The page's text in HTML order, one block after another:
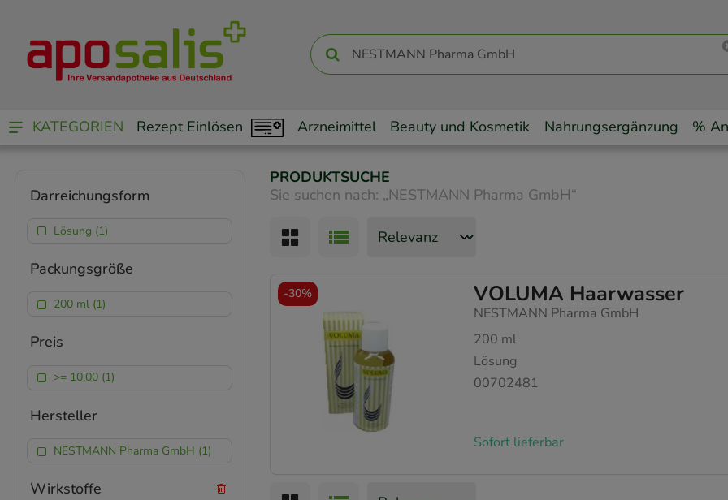
KATEGORIEN Rezept Einlösen Arzneimittel Beauty und Kosmetik Nahrungsergänzung %
PRODUKTSUCHE
Sie suchen nach: „NESTMANN Pharma GmbH“
VOLUMA Haarwasser
NESTMANN Pharma GmbH
200 ml
Lösung
00702481
Sofort lieferbar
-30%
Darreichungsform
Lösung (1)
Packungsgröße
200 ml (1)
Preis
>= 10.00 (1)
Hersteller
NESTMANN Pharma GmbH (1)
Wirkstoffe